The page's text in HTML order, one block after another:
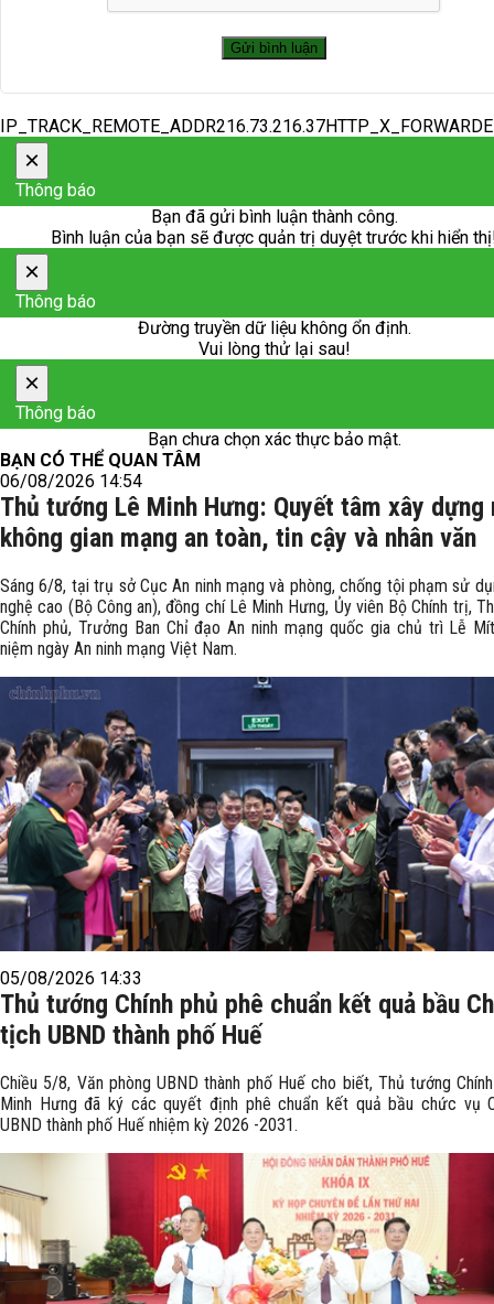
×
Thông báo
Bạn đã gửi bình luận thành công.
Bình luận của bạn sẽ được quản trị duyệt trước khi hiển
×
Thông báo
Đường truyền dữ liệu không ổn định.
Vui lòng thử lại sau!
×
Thông báo
Bạn chưa chọn xác thực bảo mật.
BẠN CÓ THỂ QUAN TÂM
06/08/2026 14:54
Thủ tướng Lê Minh Hưng: Quyết tâm xây dựng
không gian mạng an toàn, tin cậy và nhân văn
Sáng 6/8, tại trụ sở Cục An ninh mạng và phòng, chống tội phạm sử
nghệ cao (Bộ Công an), đồng chí Lê Minh Hưng, Ủy viên Bộ Chính trị,
Chính phủ, Trưởng Ban Chỉ đạo An ninh mạng quốc gia chủ trì Lễ
niệm ngày An ninh mạng Việt Nam.
05/08/2026 14:33
Thủ tướng Chính phủ phê chuẩn kết quả bầu
tịch UBND thành phố Huế
Chiều 5/8, Văn phòng UBND thành phố Huế cho biết, Thủ tướng
Minh Hưng đã ký các quyết định phê chuẩn kết quả bầu chức vụ
UBND thành phố Huế nhiệm kỳ 2026 -2031.